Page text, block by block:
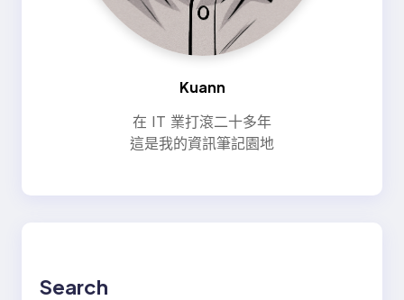
Kuann
在 IT 業打滾二十多年
這是我的資訊筆記園地
Search